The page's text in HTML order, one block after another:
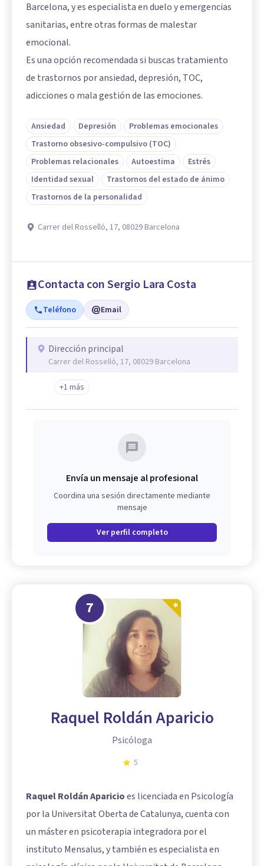
Barcelona, y es especialista en duelo y emergencias
sanitarias, entre otras formas de malestar
emocional.
Es una opción recomendada si buscas tratamiento
de trastornos por ansiedad, depresión, TOC,
adicciones o mala gestión de las emociones.
Ansiedad Depresión
Problemas emocionales
Trastorno obsesivo-compulsivo (TOC)
Problemas relacionales
Autoestima
Estrés
Identidad sexual
Trastornos del estado de ánimo
Trastornos de la personalidad
Carrer del Rosselló, 17, 08029 Barcelona
Contacta con Sergio Lara Costa
Teléfono Email
Dirección principal
Carrer del Rosselló, 17, 08029 Barcelona
+1 más
Envía un mensaje al profesional
Coordina una sesión directamente mediante
mensaje
Ver perfil completo
7
Raquel Roldán Aparicio
Psicóloga
5
Raquel Roldán Aparicioes licenciada en Psicología
por la Universitat Oberta de Catalunya, cuenta con
un máster en psicoterapia integradora por el
instituto Mensalus, y también es especialista en